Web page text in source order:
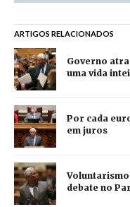
ARTIGOS RELACIONADOS
Governo
uma vida
Por cada
em juros
debate no